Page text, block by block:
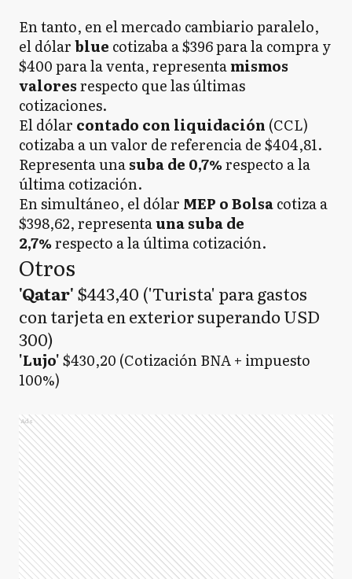
En tanto, en el mercado cambiario paralelo,
el dólarblue cotizaba a $396 para la compra y
$400 para la venta, representamismos
valoresrespecto que las últimas
cotizaciones.
El dólar contado con liquidación (CCL)
cotizaba a un valor de referencia de $404,81.
Representa unasuba de 0,7%respecto a la
última cotización.
En simultáneo, el dólar MEP o Bolsacotiza a
$398,62, representauna suba de
2,7%respecto a la última cotización.
Otros
'Qatar'$443,40 ('Turista' para gastos
con tarjeta en exterior superando USD
300)
'Lujo'$430,20 (Cotización BNA + impuesto
100%)
Ads